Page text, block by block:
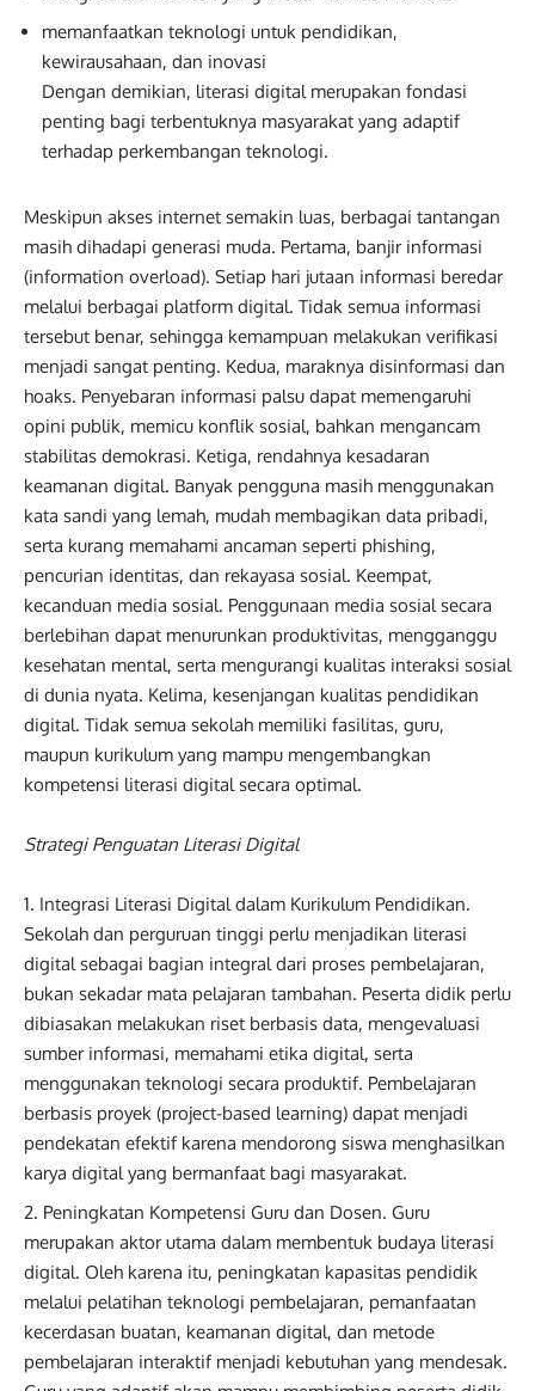
memanfaatkan teknologi untuk pendidikan,
kewirausahaan, dan inovasi
Dengan demikian, literasi digital merupakan fondasi
penting bagi terbentuknya masyarakat yang adaptif
terhadap perkembangan teknologi.
Meskipun akses internet semakin luas, berbagai tantangan
masih dihadapi generasi muda. Pertama, banjir informasi
(information overload). Setiap hari jutaan informasi beredar
melalui berbagai platform digital. Tidak semua informasi
tersebut benar, sehingga kemampuan melakukan verifikasi
menjadi sangat penting. Kedua, maraknya disinformasi dan
hoaks. Penyebaran informasi palsu dapat memengaruhi
opini publik, memicu konflik sosial, bahkan mengancam
stabilitas demokrasi. Ketiga, rendahnya kesadaran
keamanan digital. Banyak pengguna masih menggunakan
kata sandi yang lemah, mudah membagikan data pribadi,
serta kurang memahami ancaman seperti phishing,
pencurian identitas, dan rekayasa sosial. Keempat,
kecanduan media sosial. Penggunaan media sosial secara
berlebihan dapat menurunkan produktivitas, mengganggu
kesehatan mental, serta mengurangi kualitas interaksi sosial
di dunia nyata. Kelima, kesenjangan kualitas pendidikan
digital. Tidak semua sekolah memiliki fasilitas, guru,
maupun kurikulum yang mampu mengembangkan
kompetensi literasi digital secara optimal.
Strategi Penguatan Literasi Digital
Integrasi Literasi Digital dalam Kurikulum Pendidikan.
Sekolah dan perguruan tinggi perlu menjadikan literasi
digital sebagai bagian integral dari proses pembelajaran,
bukan sekadar mata pelajaran tambahan. Peserta didik perlu
dibiasakan melakukan riset berbasis data, mengevaluasi
sumber informasi, memahami etika digital, serta
menggunakan teknologi secara produktif. Pembelajaran
berbasis proyek (project-based learning) dapat menjadi
pendekatan efektif karena mendorong siswa menghasilkan
karya digital yang bermanfaat bagi masyarakat.
Peningkatan Kompetensi Guru dan Dosen. Guru
merupakan aktor utama dalam membentuk budaya literasi
digital. Oleh karena itu, peningkatan kapasitas pendidik
melalui pelatihan teknologi pembelajaran, pemanfaatan
kecerdasan buatan, keamanan digital, dan metode
pembelajaran interaktif menjadi kebutuhan yang mendesak.